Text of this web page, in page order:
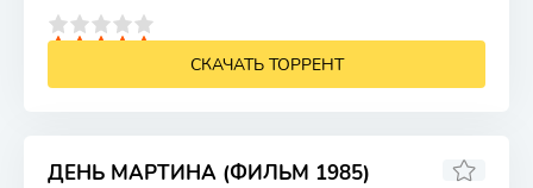
СКАЧАТЬ ТОРРЕНТ
ДЕНЬ МАРТИНА (ФИЛЬМ 1985)